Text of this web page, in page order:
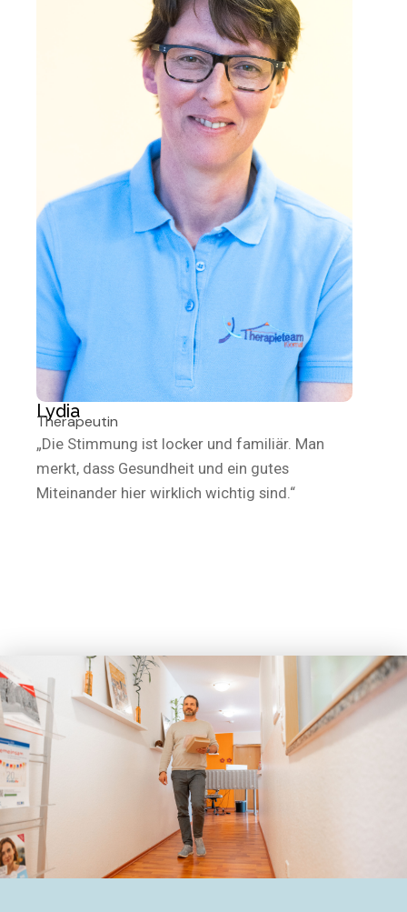
Lydia
Therapeutin
„Die Stimmung ist locker und familiär. Man
merkt, dass Gesundheit und ein gutes
Miteinander hier wirklich wichtig sind.“